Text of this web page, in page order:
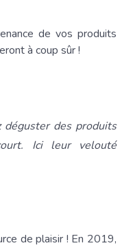
de vos produits
à coup sûr !
déguster des produits
Ici leur velouté
de plaisir ! En 2019,